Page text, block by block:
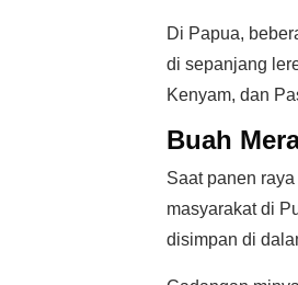
Di Papua,
di sepanjang
Kenyam, dan
Buah
Saat panen
masyarakat di
disimpan di